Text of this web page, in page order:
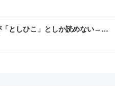
としひこ」としか読めない→脳